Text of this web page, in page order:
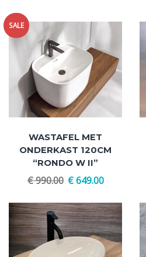
SALE
WASTAFEL MET
ONDERKAST 120CM
“RONDO W II”
€990.00 €649.00